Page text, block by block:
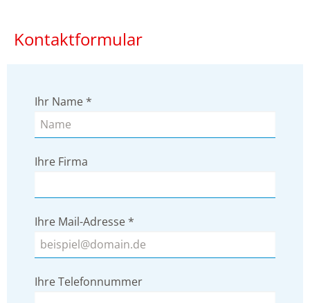
Kontaktformular
Ihr Name*
Ihre Firma
Ihre Mail-Adresse*
Ihre Telefonnummer